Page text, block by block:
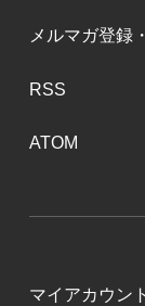
メルマガ登録
RSS
ATOM
マイアカウント